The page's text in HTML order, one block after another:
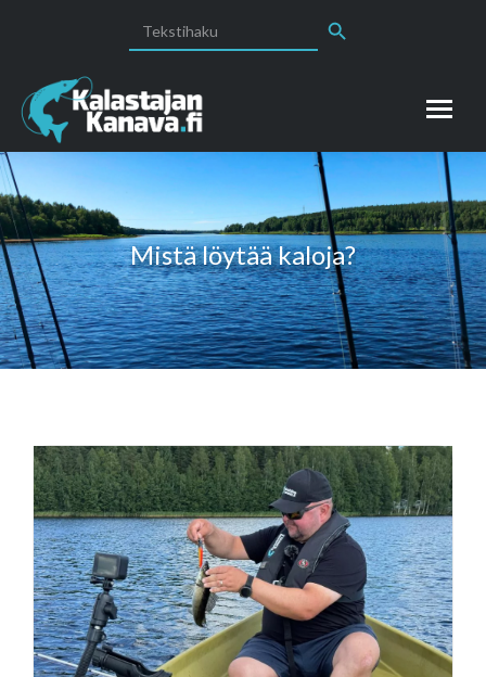
for:
Mistä löytää kaloja?